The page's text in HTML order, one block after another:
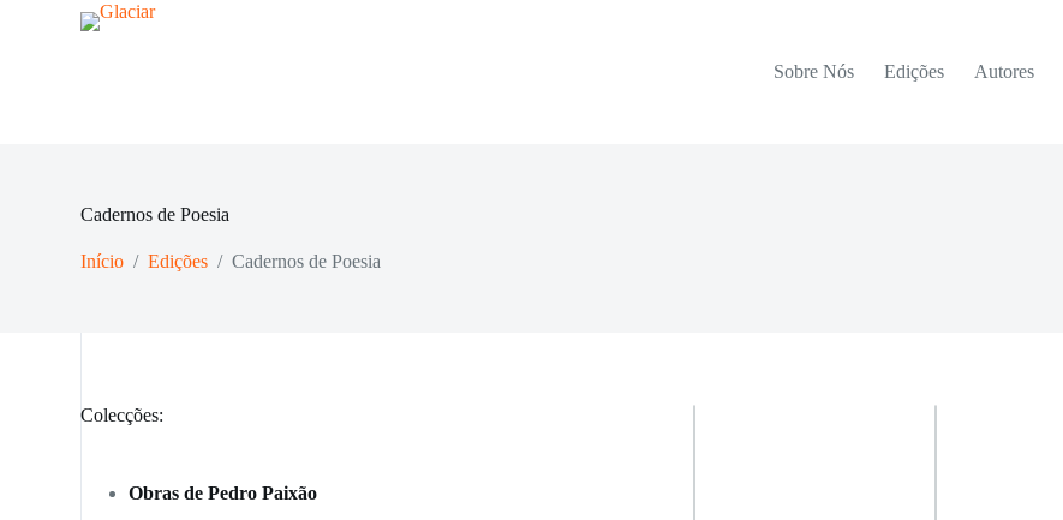
Sobre Nós Edições Autores
Cadernos de Poesia
Início / Edições / Cadernos de Poesia
Colecções:
Obras de Pedro Paixão